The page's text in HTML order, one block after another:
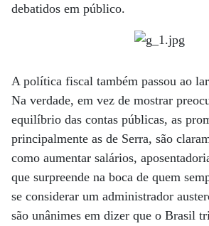
debatidos em público.
A política fiscal também passou ao
Na verdade, em vez de mostrar
equilíbrio das contas públicas, as
principalmente as de Serra, são
como aumentar salários,
que surpreende na boca de quem
se considerar um administrador
são unânimes em dizer que o Brasil